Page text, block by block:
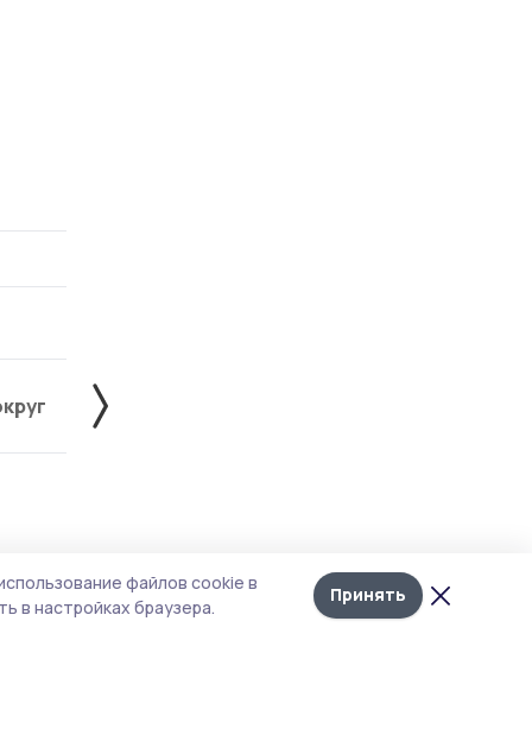
Лента
новостей
Жердевский округ
файлов cookie в
в настройках браузера.
Принять